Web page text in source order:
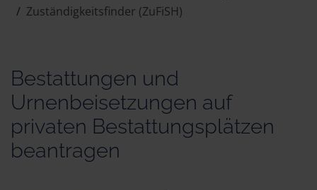
Zuständigkeitsfinder (ZuFiSH)
Bestattungen und
Urnenbeisetzungen auf
privaten Bestattungsplätzen
beantragen